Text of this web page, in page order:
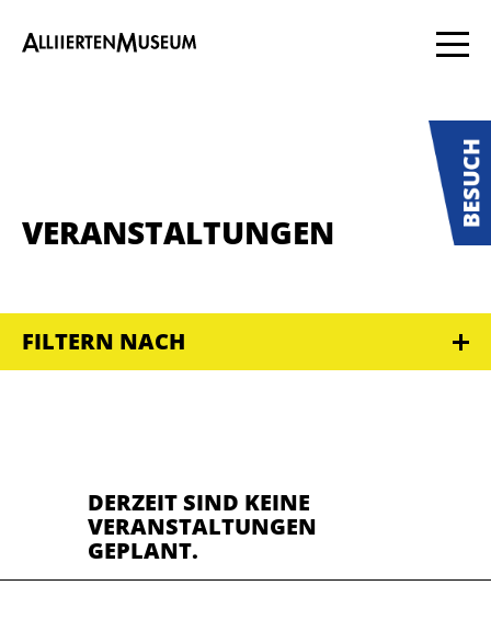
VERANSTALTUNGEN
FILTERN NACH
DERZEIT SIND KEINE
VERANSTALTUNGEN
GEPLANT.